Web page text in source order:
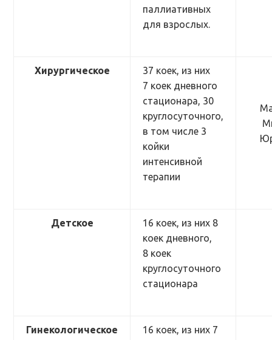
паллиативных
для взрослых.
Хирургическое
37 коек, из них
7 коек дневного
стационара, 30
круглосуточного,
в том числе 3
койки
интенсивной
терапии
Детское
16 коек, из них 8
коек дневного,
8 коек
круглосуточного
стационара
Гинекологическое
16 коек, из них 7